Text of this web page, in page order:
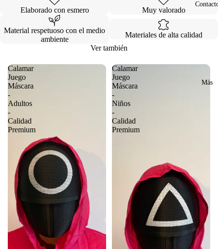
Más
Elaborado con esmero Muy valorado
Material respetuoso con el medio
ambiente
Materiales de alta calidad
Ver también
Calamar
Juego
Máscara
-
Adultos
-
Calidad
Premium
Calamar
Juego
Máscara
-
Niños
-
Calidad
Premium